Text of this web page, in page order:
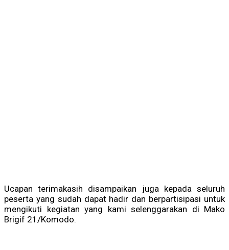
Ucapan terimakasih disampaikan juga kepada seluruh
peserta yang sudah dapat hadir dan berpartisipasi untuk
mengikuti kegiatan yang kami selenggarakan di Mako
Brigif 21/Komodo.